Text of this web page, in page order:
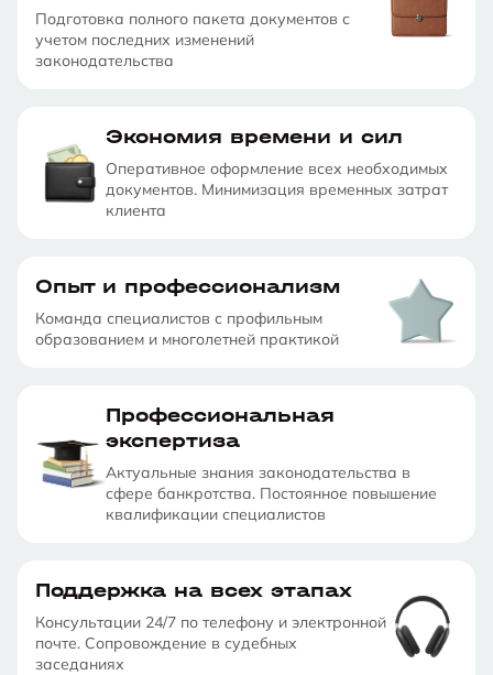
Подготовка полного пакета документов с
учетом последних изменений
законодательства
Экономия времени и сил
Оперативное оформление всех необходимых
документов. Минимизация временных затрат
клиента
Опыт и профессионализм
Команда специалистов с профильным
образованием и многолетней практикой
Профессиональная
экспертиза
Актуальные знания законодательства в
сфере банкротства. Постоянное повышение
квалификации специалистов
Поддержка на всех этапах
Консультации 24/7 по телефону и электронной
почте. Сопровождение в судебных
заседаниях